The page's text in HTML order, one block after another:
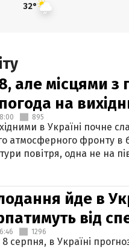
32°
але місцями
на
895
в Україні почне
атмосферного фронту в
повітря, одна не на
йде в
від
1296
8 серпня, в Україні